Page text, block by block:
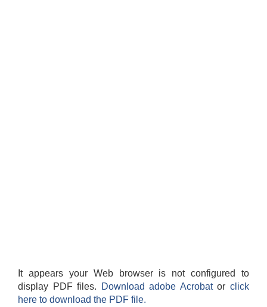
It appears your Web browser is not configured to
display PDF files.
Download adobe Acrobatorclick
here to download the PDF file.